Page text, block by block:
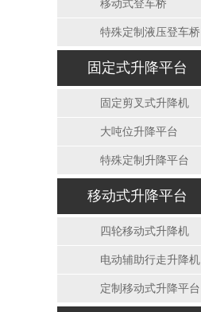
移动式登车桥
特殊定制液压登车桥
固定式升降平台
固定剪叉式升降机
大吨位升降平台
特殊定制升降平台
移动式升降平台
四轮移动式升降机
电动辅助行走升降机
定制移动式升降平台